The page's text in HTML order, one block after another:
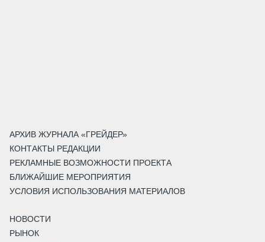
АРХИВ ЖУРНАЛА «ГРЕЙДЕР»
КОНТАКТЫ РЕДАКЦИИ
РЕКЛАМНЫЕ ВОЗМОЖНОСТИ ПРОЕКТА
БЛИЖАЙШИЕ МЕРОПРИЯТИЯ
УСЛОВИЯ ИСПОЛЬЗОВАНИЯ МАТЕРИАЛОВ
НОВОСТИ
РЫНОК